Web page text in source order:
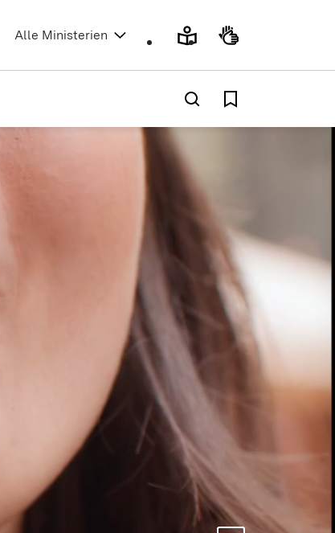
in neuem Fenster)
Alle Ministerien